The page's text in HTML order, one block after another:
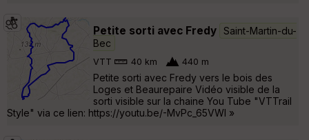
Petite sorti avec Fredy Saint-Martin-du-
Bec
VTT 40 km 440 m
Petite sorti avec Fredy vers le bois des
Loges et Beaurepaire Vidéo visible de la
sorti visible sur la chaine You Tube "VTTrail
Style" via ce lien: https://youtu.be/-MvPc_65VWI »